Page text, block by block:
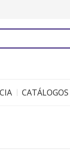
CATÁLOGOS